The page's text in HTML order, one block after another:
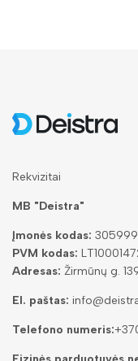
Rekvizitai
MB "Deistra"
Įmonės kodas:
PVM kodas:
Adresas: Žirmūnų g.
El. paštas:
Telefono numeris: